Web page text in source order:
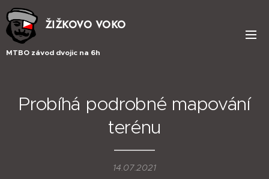
ŽIŽKOVO VOKO
MTBO závod dvojic na 6h
Probíhá podrobné mapování
terénu
14.07.2021